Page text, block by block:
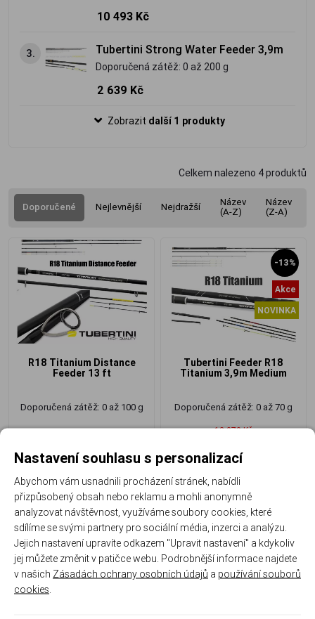
10 493 Kč
3. Tubertini Strong Water Feeder 3,9m
Doporučená zátěž: 0 až 200 g
2 639 Kč
Zobrazit další 1 produkty
Celkem nalezeno 4produktů
Doporučené Nejlevnější Nejdražší
Název
(A-Z)
Název
(Z-A)
R18 Titanium Distance
Feeder 13 ft
Doporučená zátěž: 0 až 100 g
-13%
Akce
NOVINKA
Tubertini Feeder R18
Titanium 3,9m Medium
Doporučená zátěž: 0 až 70 g
12 070 Kč
-28%
Akce
-24%
Akce
Nastavení souhlasu s personalizací
Abychom vám usnadnili procházení stránek, nabídli
přizpůsobený obsah nebo reklamu a mohli anonymně
analyzovat návštěvnost, využíváme soubory cookies, které
sdílíme se svými partnery pro sociální média, inzerci a analýzu.
Jejich nastavení upravíte odkazem "Upravit nastavení" a kdykoliv
jej můžete změnit v patičce webu. Podrobnější informace najdete
v našich Zásadách ochrany osobních údajů a používání souborů
cookies